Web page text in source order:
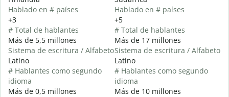
Hablado en # países
+3
# Total de hablantes
Más de 5,5 millones
Sistema de escritura / Alfabeto
Latino
# Hablantes como segundo
idioma
Más de 0,5 millones
Hablado en # países
+5
# Total de hablantes
Más de 17 millones
Sistema de escritura / Alfabeto
Latino
# Hablantes como segundo
idioma
Más de 10 millones